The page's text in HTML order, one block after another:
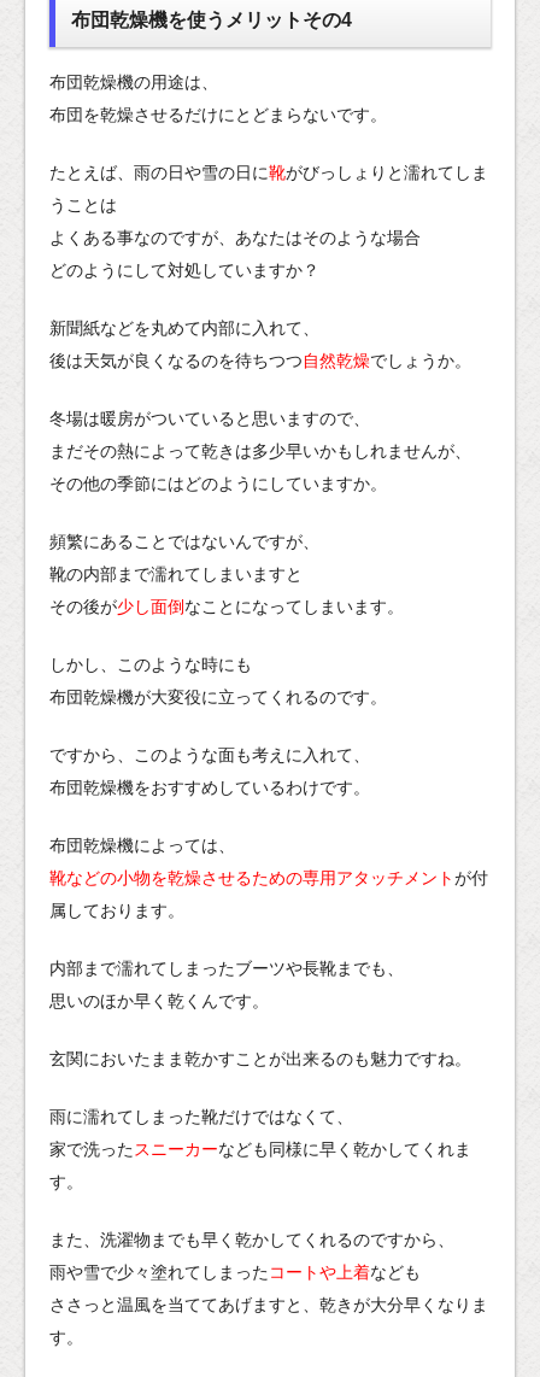
布団乾燥機を使うメリットその4
布団乾燥機の用途は、
布団を乾燥させるだけにとどまらないです。
たとえば、雨の日や雪の日に靴がびっしょりと濡れてしま
うことは
よくある事なのですが、あなたはそのような場合
どのようにして対処していますか？
新聞紙などを丸めて内部に入れて、
後は天気が良くなるのを待ちつつ自然乾燥でしょうか。
冬場は暖房がついていると思いますので、
まだその熱によって乾きは多少早いかもしれませんが、
その他の季節にはどのようにしていますか。
頻繁にあることではないんですが、
靴の内部まで濡れてしまいますと
その後が少し面倒 なことになってしまいます。
しかし、このような時にも
布団乾燥機が大変役に立ってくれるのです。
ですから、このような面も考えに入れて、
布団乾燥機をおすすめしているわけです。
布団乾燥機によっては、
靴などの小物を乾燥させるための専用アタッチメントが付
属しております。
内部まで濡れてしまったブーツや長靴までも、
思いのほか早く乾くんです。
玄関においたまま乾かすことが出来るのも魅力ですね。
雨に濡れてしまった靴だけではなくて、
家で洗ったスニーカーなども同様に早く乾かしてくれま
す。
また、洗濯物までも早く乾かしてくれるのですから、
雨や雪で少々塗れてしまったコートや上着なども
ささっと温風を当ててあげますと、乾きが大分早くなりま
す。